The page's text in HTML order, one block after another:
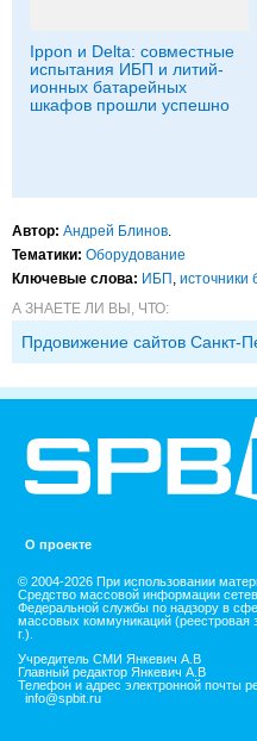
Ippon и Delta: совместные
испытания ИБП и литий-
ионных батарейных
шкафов прошли успешно
Автор: Андрей Блинов
Тематики: Оборудование
Ключевые слова: ИБП источники
А ЗНАЕТЕ ЛИ ВЫ, ЧТО:
Прдовижение сайтов Санкт-
О проекте
© 2004-2026 При использовании
Средство массовой информации
Федеральной службы по надзору в
массовых коммуникаций
г.).
Учредитель СМИ Янкевич А.В
Главный редактор Янкевич А.В
Телефон и адрес электронной почты
info@spbit.ru